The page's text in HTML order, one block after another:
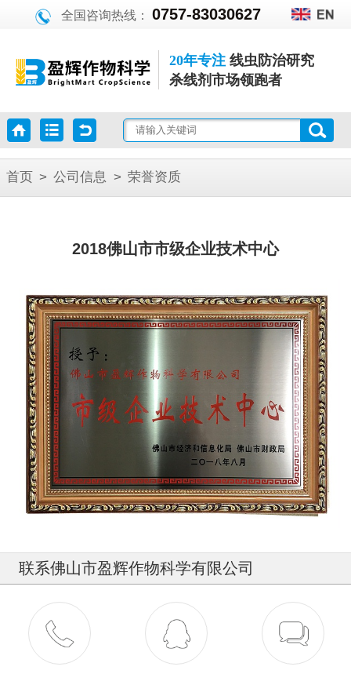
全国咨询热线：0757-83030627
20年专注线虫防治研究
杀线剂市场领跑者
首页 > 公司信息 > 荣誉资质
2018佛山市市级企业技术中心
联系佛山市盈辉作物科学有限公司
400-836-9718